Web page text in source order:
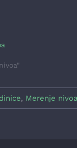
, Merenje nivoa